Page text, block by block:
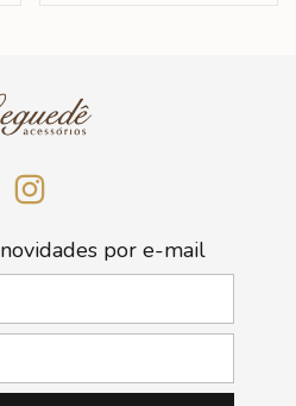
por e-mail